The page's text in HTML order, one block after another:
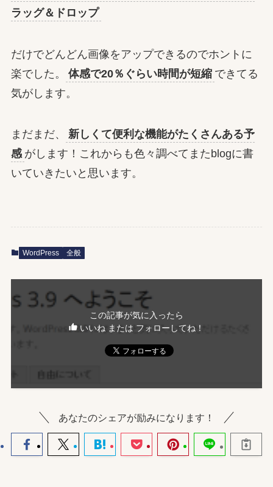
ラッグ＆ドロップ
だけでどんどん画像をアップできるのでホントに
楽でした。
体感で20％ぐらい時間が短縮 できてる
気がします。
まだまだ、
新しくて便利な機能がたくさんある予
感 がします！これからも色々調べてまたblogに書
いていきたいと思います。
WordPress 全般
この記事が気に入ったら
いいね または フォローしてね！
あなたのシェアが励みになります！